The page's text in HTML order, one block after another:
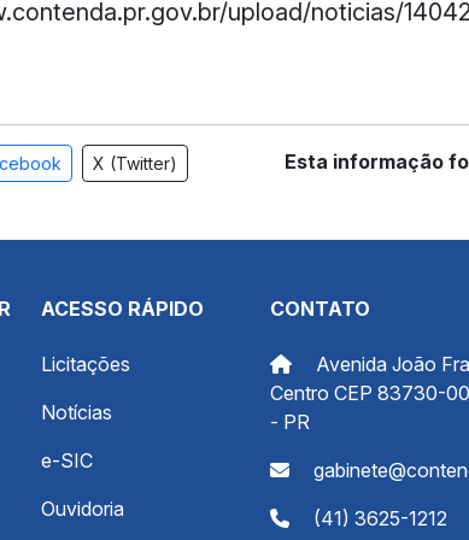
upload/noticias/
X (Twitter) Esta informação
ACESSO RÁPIDO
Licitações
Notícias
e-SIC
Ouvidoria
CONTATO
Avenida João
Centro CEP 83730-
- PR
(41) 3625-1212